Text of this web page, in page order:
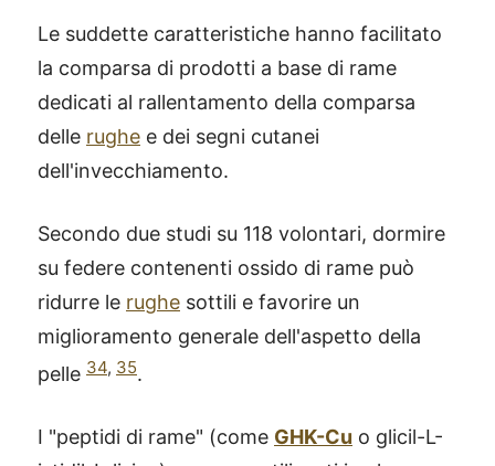
Le suddette caratteristiche hanno facilitato
la comparsa di prodotti a base di rame
dedicati al rallentamento della comparsa
delle rughe e dei segni cutanei
dell'invecchiamento.
Secondo due studi su 118 volontari, dormire
su federe contenenti ossido di rame può
ridurre le rughe sottili e favorire un
miglioramento generale dell'aspetto della
pelle 34, 35.
I "peptidi di rame" (come GHK-Cu o glicil-L-
SCOPRI COME FUNZIONA